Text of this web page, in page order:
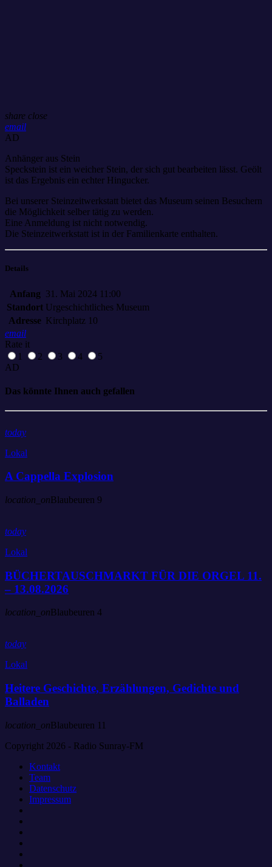
share close
email
AD
Anhänger aus Stein
Speckstein ist ein weicher Stein, der sich gut bearbeiten lässt. Geölt
ist das Ergebnis ein echter Hingucker.
Bei unserer Steinzeitwerkstatt bietet das Museum seinen Besuchern
die Möglichkeit selber tätig zu werden.
Eine Anmeldung ist nicht notwendig.
Die Steinzeitwerkstatt ist in der Familienkarte enthalten.
Details
Anfang 31. Mai 2024 11:00
Standort Urgeschichtliches Museum
Adresse Kirchplatz 10
email
Rate it
1
2 3 4
5
AD
Das könnte Ihnen auch gefallen
today
Lokal
A Cappella Explosion
location_onBlaubeuren 9
today
Lokal
BÜCHERTAUSCHMARKT FÜR DIE ORGEL 11.
– 13.08.2026
location_on Blaubeuren 4
today
Lokal
Heitere Geschichte, Erzählungen, Gedichte und
Balladen
location_onBlaubeuren 11
Copyright 2026 - Radio Sunray-FM
Kontakt
Team
Datenschutz
Impressum